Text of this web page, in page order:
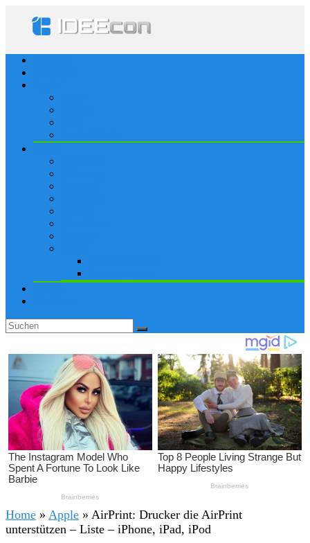
Home » Apple » AirPrint: Drucker die AirPrint
unterstützen – Liste – iPhone, iPad, iPod